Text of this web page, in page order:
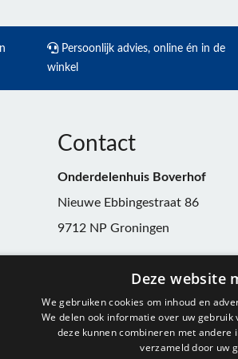
Persoonlijk advies, online én in de
winkel
Contact
Onderdelenhuis Boverhof
Nieuwe Ebbingestraat 86
9712 NP Groningen
91037743
Deze website
We gebruiken cookies om inhoud en
We delen ook informatie over uw
deze kunnen combineren met
verzameld door uw